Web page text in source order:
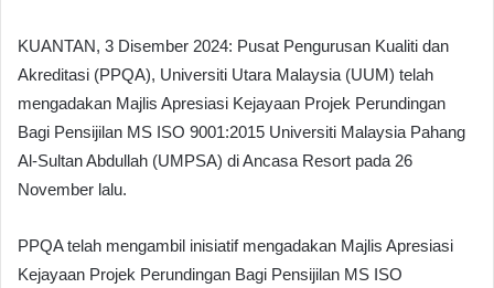
KUANTAN, 3 Disember 2024: Pusat Pengurusan Kualiti dan
Akreditasi (PPQA), Universiti Utara Malaysia (UUM) telah
mengadakan Majlis Apresiasi Kejayaan Projek Perundingan
Bagi Pensijilan MS ISO 9001:2015 Universiti Malaysia Pahang
Al-Sultan Abdullah (UMPSA) di Ancasa Resort pada 26
November lalu.
PPQA telah mengambil inisiatif mengadakan Majlis Apresiasi
Kejayaan Projek Perundingan Bagi Pensijilan MS ISO